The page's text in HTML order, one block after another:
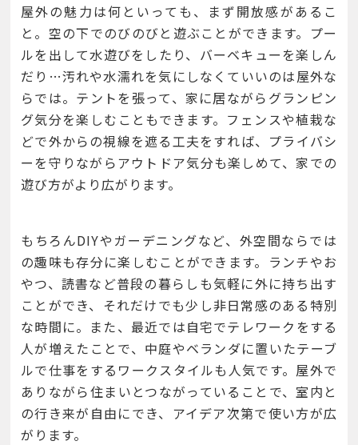
屋外の魅力は何といっても、まず開放感があるこ
と。空の下でのびのびと遊ぶことができます。プー
ルを出して水遊びをしたり、バーベキューを楽しん
だり…汚れや水濡れを気にしなくていいのは屋外な
らでは。テントを張って、家に居ながらグランピン
グ気分を楽しむこともできます。フェンスや植栽な
どで外からの視線を遮る工夫をすれば、プライバシ
ーを守りながらアウトドア気分も楽しめて、家での
遊び方がより広がります。
もちろんDIYやガーデニングなど、外空間ならでは
の趣味も存分に楽しむことができます。ランチやお
やつ、読書など普段の暮らしも気軽に外に持ち出す
ことができ、それだけでも少し非日常感のある特別
な時間に。また、最近では自宅でテレワークをする
人が増えたことで、中庭やベランダに置いたテーブ
ルで仕事をするワークスタイルも人気です。屋外で
ありながら住まいとつながっていることで、室内と
の行き来が自由にでき、アイデア次第で使い方が広
がります。